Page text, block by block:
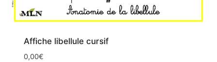
Affiche libellule cursif
0,00€